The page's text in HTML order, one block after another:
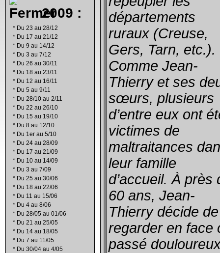
2009 :
* Du 23 au 28/12
* Du 17 au 21/12
* Du 9 au 14/12
* Du 3 au 7/12
* Du 26 au 30/11
* Du 18 au 23/11
* Du 12 au 16/11
* Du 5 au 9/11
* Du 28/10 au 2/11
* Du 22 au 26/10
* Du 15 au 19/10
* Du 8 au 12/10
* Du 1er au 5/10
* Du 24 au 28/09
* Du 17 au 21/09
* Du 10 au 14/09
* Du 3 au 7/09
* Du 25 au 30/06
* Du 18 au 22/06
* Du 11 au 15/06
* Du 4 au 8/06
* Du 28/05 au 01/06
* Du 21 au 25/05
* Du 14 au 18/05
* Du 7 au 11/05
* Du 30/04 au 4/05
départements
ruraux (Creuse,
Gers, Tarn, etc.).
Comme Jean-
Thierry et ses
sœurs, plusieurs
d’entre eux ont
victimes de
maltraitances
leur famille
d’accueil. À près
60 ans, Jean-
Thierry décide de
regarder en face
passé